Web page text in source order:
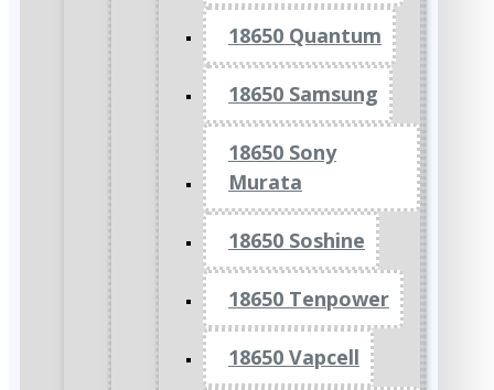
18650 Quantum
18650 Samsung
18650 Sony
Murata
18650 Soshine
18650 Tenpower
18650 Vapcell